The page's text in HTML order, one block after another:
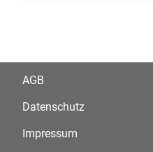
AGB
Datenschutz
Impressum